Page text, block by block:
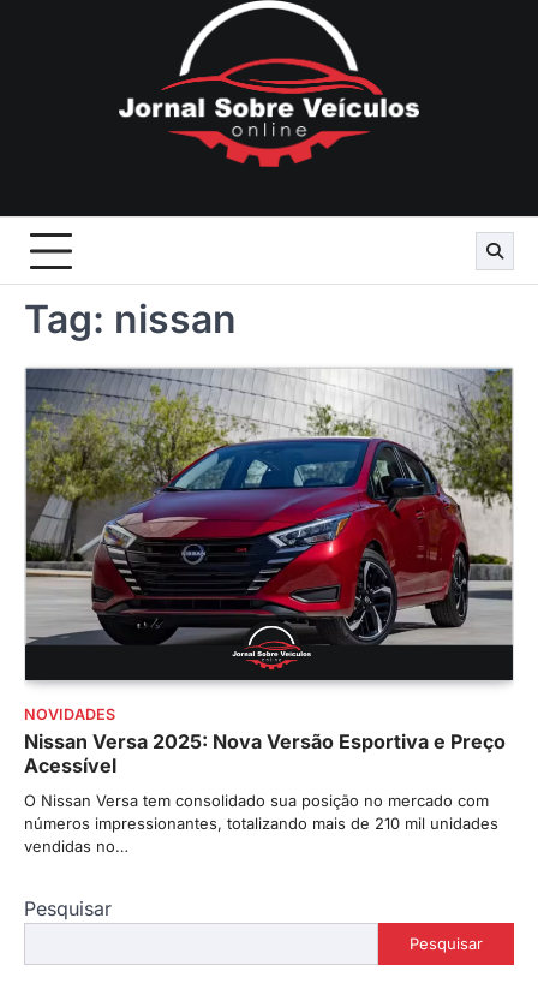
Tag: nissan
NOVIDADES
Nissan Versa 2025: Nova Versão Esportiva e Preço
Acessível
O Nissan Versa tem consolidado sua posição no mercado com
números impressionantes, totalizando mais de 210 mil unidades
vendidas no…
Pesquisar
Pesquisar